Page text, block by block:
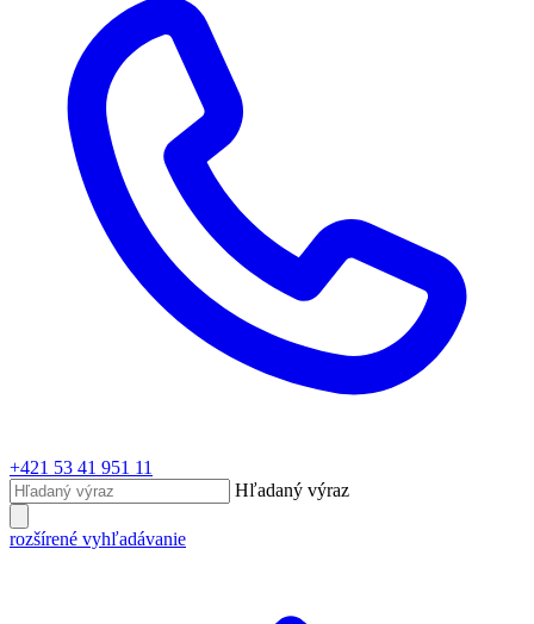
+421 53 41 951 11
Hľadaný výraz
rozšírené vyhľadávanie